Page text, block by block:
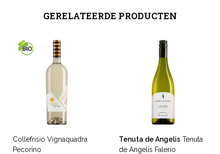
GERELATEERDE PRODUCTEN
Collefrisio Vignaquadra
Pecorino
Tenuta de Angelis Tenuta
de Angelis Falerio